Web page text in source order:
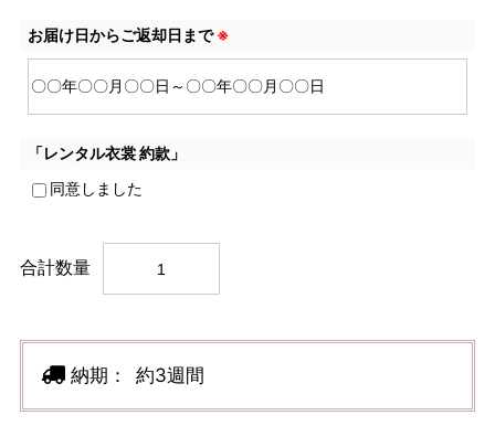
お届け日からご返却日まで ※
「レンタル衣裳 約款」
同意しました
合計数量
納期： 約3週間